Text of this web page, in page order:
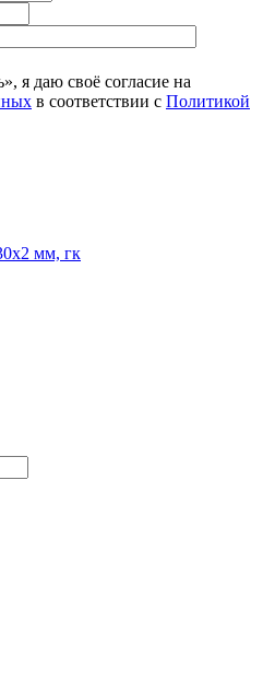
я даю своё согласие на
в соответствии с Политикой
мм, гк